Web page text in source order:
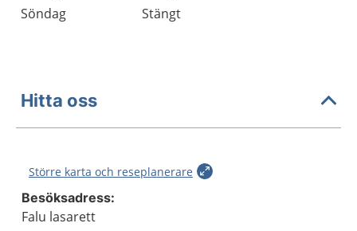
Söndag
Stängt
Hitta oss
Större karta och reseplanerare
Besöksadress:
Falu lasarett